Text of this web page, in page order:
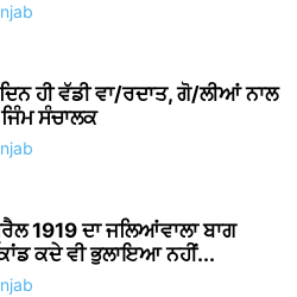
ਹੀ ਵੱਡੀ ਵਾ/ਰਦਾਤ, ਗੋ/ਲੀਆਂ ਨਾਲ
ਸੰਚਾਲਕ
1919 ਦਾ ਜਲਿਆਂਵਾਲਾ ਬਾਗ
ਕਦੇ ਵੀ ਭੁਲਾਇਆ ਨਹੀਂ...